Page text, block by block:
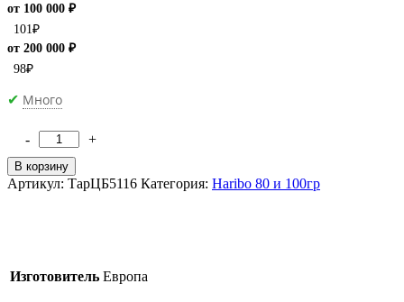
от 100 000 ₽
101 ₽
от 200 000 ₽
98₽
✔ Много
Количество
товара
Мармелад
Haribo
- +
В корзину
Артикул: ТарЦБ5116 Категория: Haribo 80 и 100гр
Изготовитель Европа